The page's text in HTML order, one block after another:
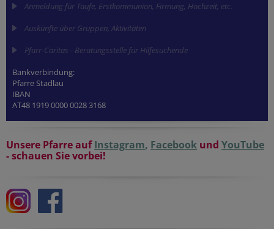
Anmeldung für Taufe, Erstkommunion, Firmung, Hochzeit, etc.
Auskünfte über Gruppen, Aktivitäten
Pfarr-Caritas - Beratungsstelle für Hilfesuchende
Bankverbindung:
Pfarre Stadlau
IBAN
AT48 1919 0000 0028 3168
Unsere Pfarre auf Instagram, Facebook und YouTube
- schauen Sie vorbei!